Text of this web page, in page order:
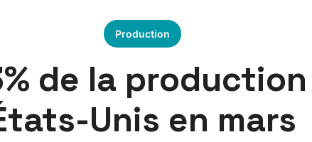
Production
de la
Unis en mars